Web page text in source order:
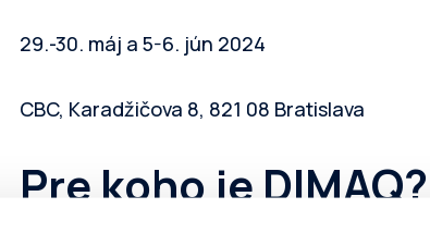
29.-30. máj a 5-6. jún 2024
CBC, Karadžičova 8, 821 08 Bratislava
Pre koho je DIMAQ?